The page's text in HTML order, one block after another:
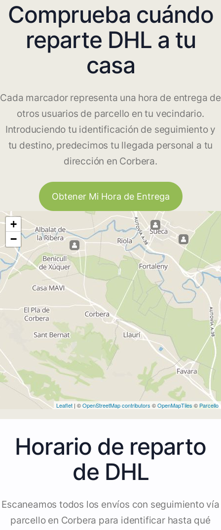
Comprueba cuándo
reparte DHL a tu
casa
Cada marcador representa una hora de entrega de
otros usuarios de parcello en tu vecindario.
Introduciendo tu identificación de seguimiento y
tu destino, predecimos tu llegada personal a tu
dirección en Corbera.
Obtener Mi Hora de Entrega
+
−
Leaflet | ©OpenStreetMap contributors ©OpenMapTiles © Parcello
Horario de reparto
de DHL
Escaneamos todos los envíos con seguimiento vía
parcello en Corbera para identificar hasta qué